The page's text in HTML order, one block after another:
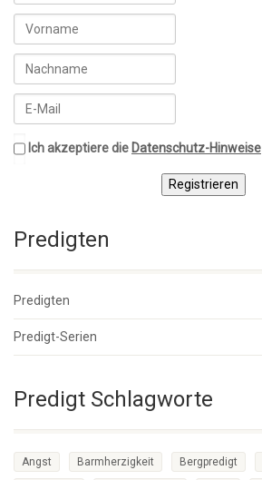
Ich akzeptiere die Datenschutz-Hinweise
Registrieren
Predigten
Predigten
Predigt-Serien
Predigt Schlagworte
Angst Barmherzigkeit Bergpredigt